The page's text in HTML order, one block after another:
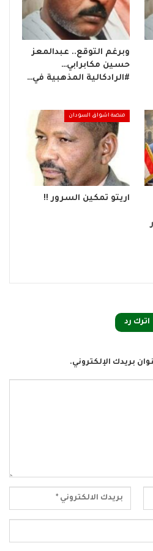
وبرغم التوقع.. عبدالمعز
حسين مكابرابي…
#الرادكالية المذهبية في…
منصة اشواق السودان
اريتو تمكين السرور !!
اترك رد
بريدك الإلكتروني.